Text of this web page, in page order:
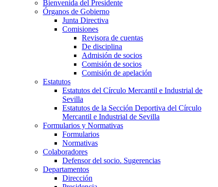
Bienvenida del Presidente
Órganos de Gobierno
Junta Directiva
Comisiones
Revisora de cuentas
De disciplina
Admisión de socios
Comisión de socios
Comisión de apelación
Estatutos
Estatutos del Círculo Mercantil e Industrial de
Sevilla
Estatutos de la Sección Deportiva del Círculo
Mercantil e Industrial de Sevilla
Formularios y Normativas
Formularios
Normativas
Colaboradores
Defensor del socio. Sugerencias
Departamentos
Dirección